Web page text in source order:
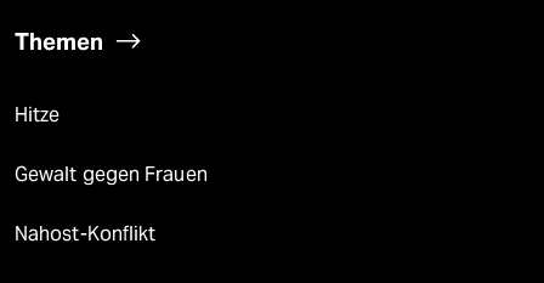
Themen
Hitze
Gewalt gegen Frauen
Nahost-Konflikt